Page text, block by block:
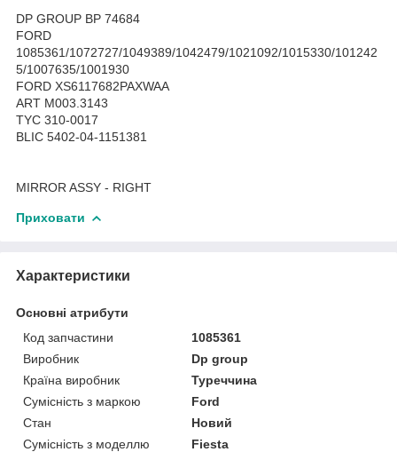
DP GROUP BP 74684
FORD
1085361/1072727/1049389/1042479/1021092/1015330/101242
5/1007635/1001930
FORD XS6117682PAXWAA
ART M003.3143
TYC 310-0017
BLIC 5402-04-1151381
MIRROR ASSY - RIGHT
Приховати
Характеристики
Основні атрибути
Код запчастини
1085361
Виробник
Dp group
Країна виробник
Туреччина
Сумісність з маркою
Ford
Стан
Новий
Сумісність з моделлю
Fiesta